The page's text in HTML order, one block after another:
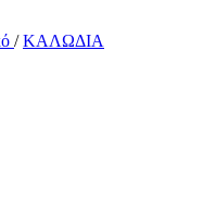
/ ΚΑΛΩΔΙΑ